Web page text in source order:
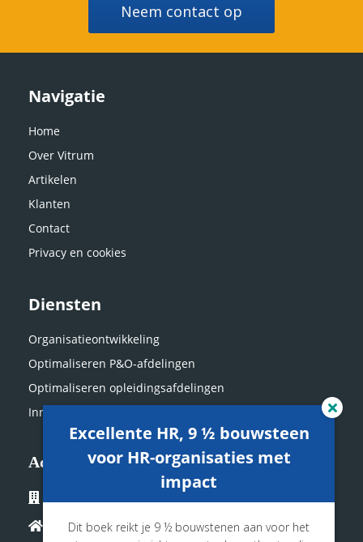
Neem contact op
Navigatie
Home
Over Vitrum
Artikelen
Klanten
Contact
Privacy en cookies
Diensten
Organisatieontwikkeling
Optimaliseren P&O-afdelingen
Optimaliseren opleidingsafdelingen
Inrichten HR-
Adres
Drielandendreef 42-44
Excellente HR, 9 ½ bouwsteen
voor HR-organisaties met
impact
Dit boek reikt je 9 ½ bouwstenen aan voor het